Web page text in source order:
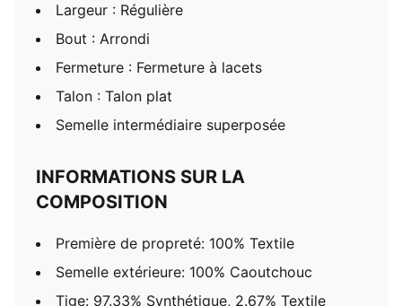
Largeur : Régulière
Bout : Arrondi
Fermeture : Fermeture à lacets
Talon : Talon plat
Semelle intermédiaire superposée
INFORMATIONS SUR LA
COMPOSITION
Première de propreté: 100% Textile
Semelle extérieure: 100% Caoutchouc
Tige: 97.33% Synthétique, 2.67% Textile